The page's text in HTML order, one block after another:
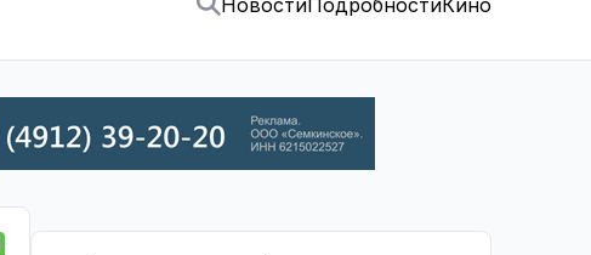
НовостиПодробностиКино